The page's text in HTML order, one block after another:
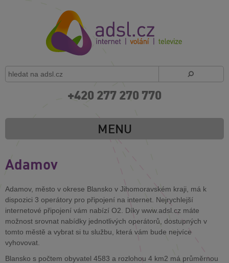
+420 277 270 770
MENU
Adamov
Adamov, město v okrese Blansko v Jihomoravském kraji, má k
dispozici 3 operátory pro připojení na internet. Nejrychlejší
internetové připojení vám nabízí O2. Díky www.adsl.cz máte
možnost srovnat nabídky jednotlivých operátorů, dostupných v
tomto městě a vybrat si tu službu, která vám bude nejvíce
vyhovovat.
Blansko s počtem obyvatel 4583 a rozlohou 4 km2 má průměrnou